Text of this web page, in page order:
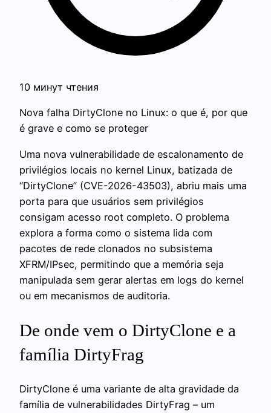
10 минут чтения
Nova falha DirtyClone no Linux: o que é, por que
é grave e como se proteger
Uma nova vulnerabilidade de escalonamento de
privilégios locais no kernel Linux, batizada de
“DirtyClone” (CVE-2026-43503), abriu mais uma
porta para que usuários sem privilégios
consigam acesso root completo. O problema
explora a forma como o sistema lida com
pacotes de rede clonados no subsistema
XFRM/IPsec, permitindo que a memória seja
manipulada sem gerar alertas em logs do kernel
ou em mecanismos de auditoria.
De onde vem o DirtyClone e a
família DirtyFrag
DirtyClone é uma variante de alta gravidade da
família de vulnerabilidades DirtyFrag – um